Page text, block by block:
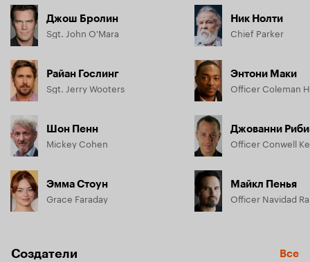
Джош Бролин
Sgt. John O'Mara
Райан Гослинг
Sgt. Jerry Wooters
Шон Пенн
Mickey Cohen
Эмма Стоун
Grace Faraday
Ник Нолти
Chief Parker
Энтони Маки
Officer Coleman
Джованни
Officer Conwell
Майкл Пенья
Officer Navidad
Создатели Все